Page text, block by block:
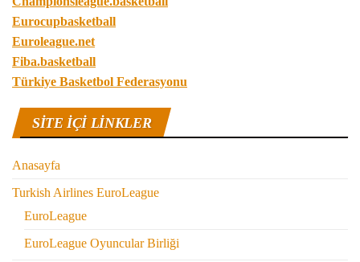
Eurocupbasketball
Euroleague.net
Fiba.basketball
Türkiye Basketbol Federasyonu
SITE IÇI LINKLER
Anasayfa
Turkish Airlines EuroLeague
EuroLeague
EuroLeague Oyuncular Birliği